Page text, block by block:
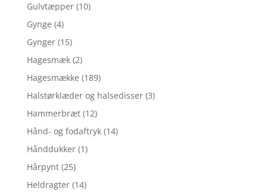
Gulvtæpper (10)
Gynge (4)
Gynger (15)
Hagesmæk (2)
Hagesmække (189)
Halstørklæder og halsedisser (3)
Hammerbræt (12)
Hånd- og fodaftryk (14)
Hånddukker (1)
Hårpynt (25)
Heldragter (14)